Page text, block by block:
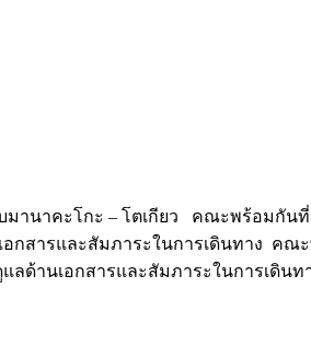
บมานาคะโกะ – โตเกียว คณะพร้อม
อกสารและสัมภาระในการเดินทาง
ลด้านเอกสารและสัมภาระในการเดิ